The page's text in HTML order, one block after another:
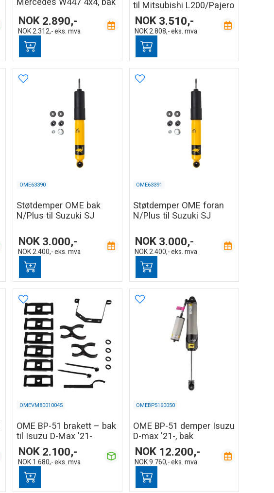
NOK2.890,-
NOK2.312,-eks. mva
til Mitsubishi L200/Pajero
NOK3.510,-
NOK2.808,-eks. mva
OME63390
Støtdemper OME bak
N/Plus til Suzuki SJ
NOK3.000,-
NOK2.400,-eks. mva
OME63391
Støtdemper OME foran
N/Plus til Suzuki SJ
NOK3.000,-
NOK2.400,-eks. mva
OMEVM80010045
OME BP-51 brakett – bak
til Isuzu D-Max '21-
NOK2.100,-
NOK 1.680,-eks. mva
OMEBP5160050
OME BP-51 demper Isuzu
D-max '21-, bak
NOK 12.200,-
NOK9.760,-eks. mva